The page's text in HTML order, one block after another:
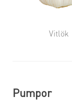
Vitlök
Pumpor